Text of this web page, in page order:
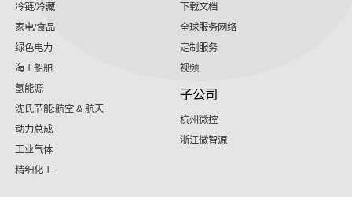
冷链/冷藏
家电/食品
绿色电力
海工船舶
氢能源
沈氏节能:航空 & 航天
动力总成
工业气体
精细化工
下载文档
全球服务网络
定制服务
视频
子公司
杭州微控
浙江微智源